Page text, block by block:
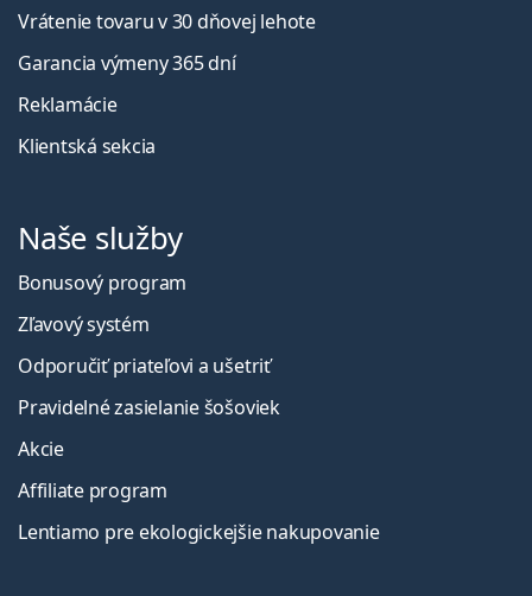
Vrátenie tovaru v 30 dňovej lehote
Garancia výmeny 365 dní
Reklamácie
Klientská sekcia
Naše služby
Bonusový program
Zľavový systém
Odporučiť priateľovi a ušetriť
Pravidelné zasielanie šošoviek
Akcie
Affiliate program
Lentiamo pre ekologickejšie nakupovanie